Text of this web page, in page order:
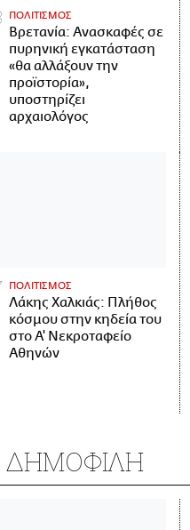
ΠΟΛΙΤΙΣΜΟΣ
Βρετανία: Ανασκαφές σε
πυρηνική εγκατάσταση
«θα αλλάξουν την
προϊστορία»,
υποστηρίζει
αρχαιολόγος
ΠΟΛΙΤΙΣΜΟΣ
Λάκης Χαλκιάς: Πλήθος
κόσμου στην κηδεία του
στο Α' Νεκροταφείο
Αθηνών
ΔΗΜΟΦΙΛΗ